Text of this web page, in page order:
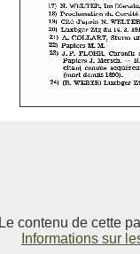
Le contenu de cette
Informations sur